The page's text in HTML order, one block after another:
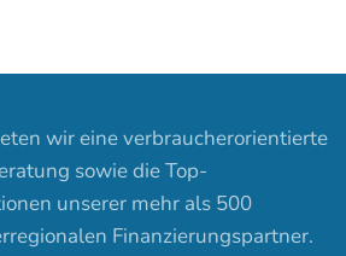
wir eine verbraucherorientierte
sowie die Top-
unserer mehr als 500
Finanzierungspartner.